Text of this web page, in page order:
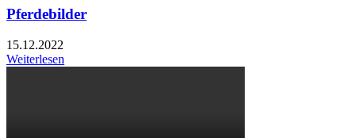
Pferdebilder
15.12.2022
Weiterlesen